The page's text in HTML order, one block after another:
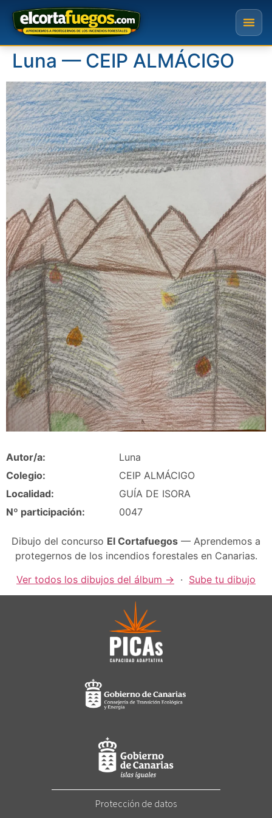
Luna — CEIP ALMÁCIGO
Autor/a:
Luna
Colegio:
CEIP ALMÁCIGO
Localidad:
GUÍA DE ISORA
Nº participación:
0047
Dibujo del concurso El Cortafuegos — Aprendemos a
protegernos de los incendios forestales en Canarias.
Ver todos los dibujos del álbum → · Sube tu dibujo
Protección de datos